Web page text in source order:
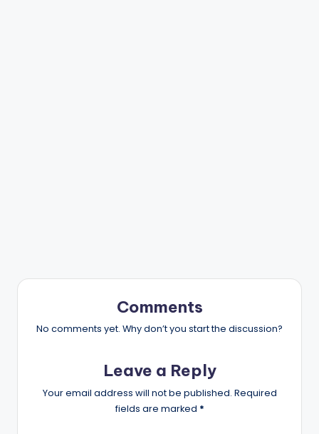
Comments
No comments yet. Why don’t you start the discussion?
Leave a Reply
Your email address will not be published. Required
fields are marked *